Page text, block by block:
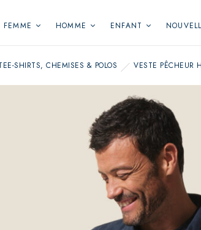
FEMME HOMME ENFANT
SHIRTS, CHEMISES & POLOS VESTE PÊCHEUR